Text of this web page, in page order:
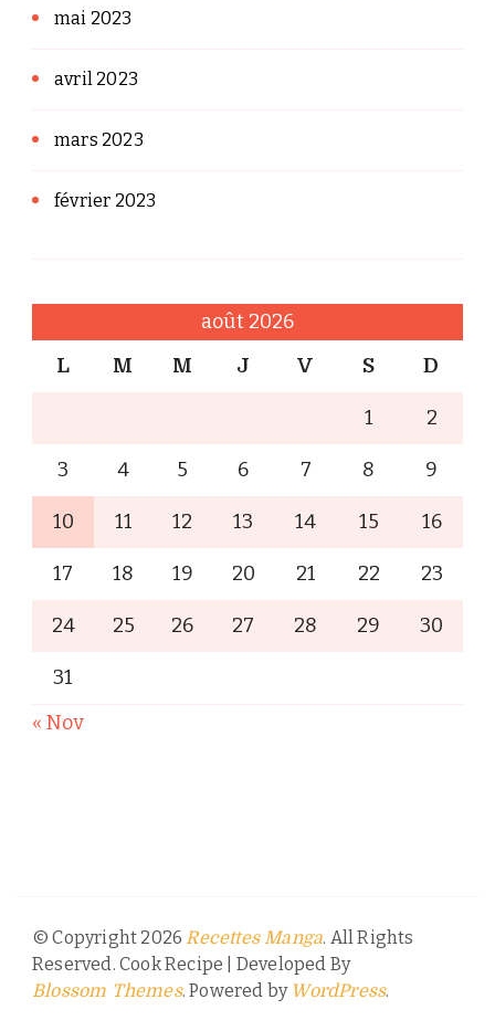
mai 2023
avril 2023
mars 2023
février 2023
août 2026
L M M J V S D
1 2
3 4 5 6 7 8 9
10 11 12 13 14 15 16
17 18 19 20 21 22 23
24 25 26 27 28 29 30
31
« Nov
© Copyright 2026 Recettes Manga. All Rights
Reserved. Cook Recipe | Developed By
Blossom Themes. Powered by WordPress.